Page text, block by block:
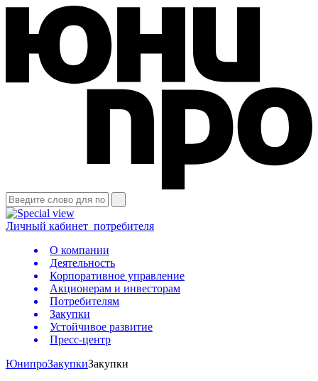
Личный кабинет потребителя
О компании
Деятельность
Корпоративное управление
Акционерам и инвесторам
Потребителям
Закупки
Устойчивое развитие
Пресс-центр
ЮнипроЗакупкиЗакупки